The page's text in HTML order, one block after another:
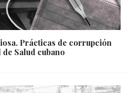
Prácticas de corrupción
Salud cubano